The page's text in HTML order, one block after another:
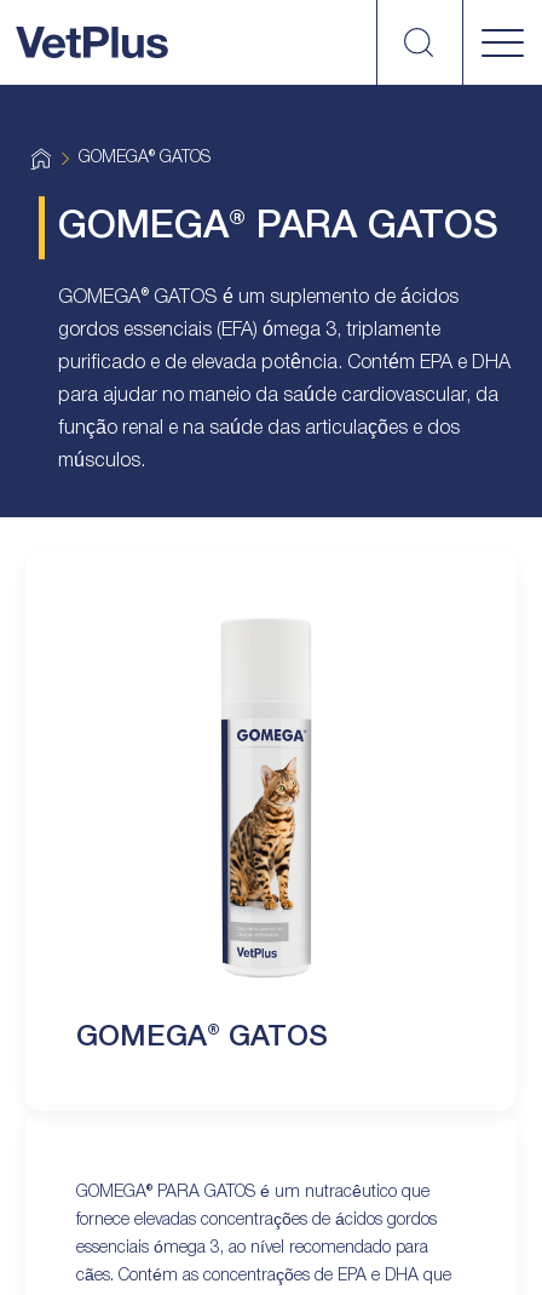
Search
H
o
GOMEGA® GATOS
GOMEGA® PARA GATOS
GOMEGA® GATOS é um suplemento de ácidos
gordos essenciais (EFA) ómega 3, triplamente
purificado e de elevada potência. Contém EPA e DHA
para ajudar no maneio da saúde cardiovascular, da
função renal e na saúde das articulações e dos
músculos.
GOMEGA® GATOS
GOMEGA® PARA GATOS é um nutracêutico que
fornece elevadas concentrações de ácidos gordos
essenciais ómega 3, ao nível recomendado para
cães. Contém as concentrações de EPA e DHA que